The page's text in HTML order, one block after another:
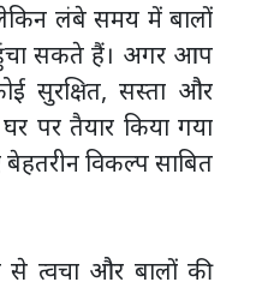
लंबे समय में बालों
सकते हैं। अगर आप
सुरक्षित, सस्ता और
पर तैयार किया गया
विकल्प साबित
त्वचा और बालों की